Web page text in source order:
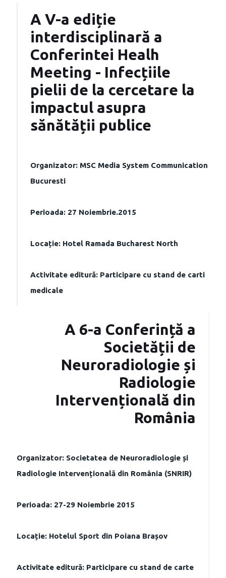
A V-a ediție
interdisciplinară a
Conferintei Healh
Meeting - Infecțiile
pielii de la cercetare la
impactul asupra
sănătății publice
Organizator: MSC Media System Communication
Bucuresti
Perioada: 27 Noiembrie.2015
Locație: Hotel Ramada Bucharest North
Activitate editură: Participare cu stand de carti
medicale
A 6-a Conferință a
Societății de
Neuroradiologie și
Radiologie
Intervențională din
România
Organizator: Societatea de Neuroradiologie și
Radiologie Intervențională din România (SNRIR)
Perioada: 27-29 Noiembrie 2015
Locație: Hotelul Sport din Poiana Brașov
Activitate editură: Participare cu stand de carte